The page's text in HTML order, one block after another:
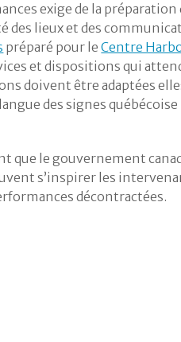
exige de la
des lieux et des
préparé pour leCentre
et dispositions qui
doivent être adaptées
des signes
le gouvernement
s’inspirer les
décontractées.